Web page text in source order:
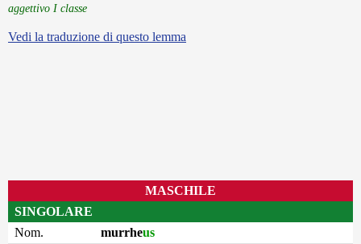
aggettivo I classe
Vedi la traduzione di questo lemma
MASCHILE
SINGOLARE
Nom.
murrheus